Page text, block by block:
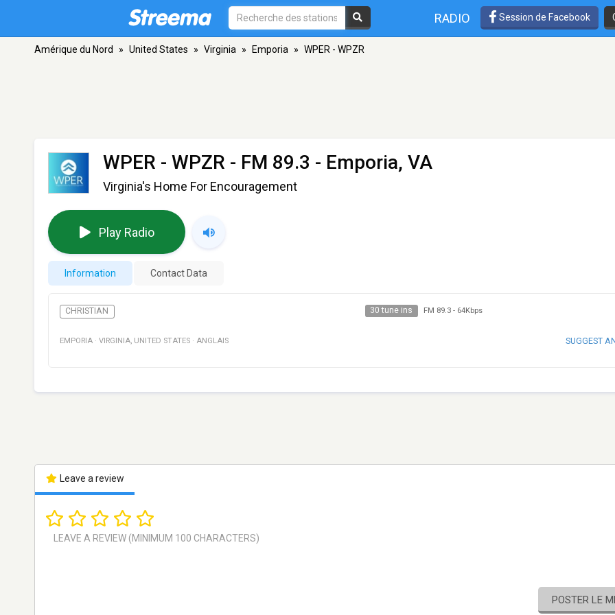
RADIO Session de Facebook
Amérique du Nord » United States » Virginia » Emporia » WPER - WPZR
WPER - WPZR - FM 89.3 - Emporia, VA
Virginia's Home For Encouragement
Play Radio
Information Contact Data
CHRISTIAN 30 tune ins FM 89.3- 64Kbps
EMPORIA · VIRGINIA, UNITED STATES · ANGLAIS SUGGEST
Leave a review
POSTER LE